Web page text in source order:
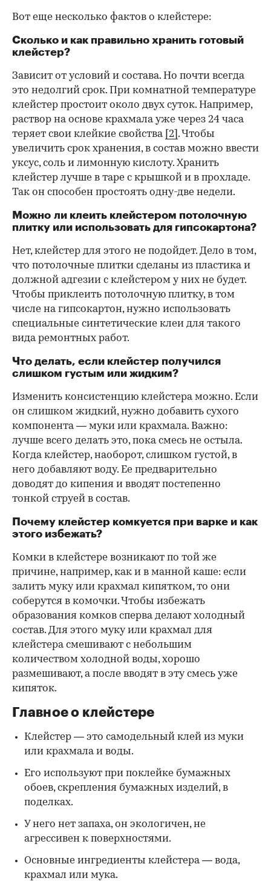
Вот еще несколько фактов о клейстере:
Сколько и как правильно хранить готовый
клейстер?
Зависит от условий и состава. Но почти всегда
это недолгий срок. При комнатной температуре
клейстер простоит около двух суток. Например,
раствор на основе крахмала уже через 24 часа
теряет свои клейкие свойства [2] . Чтобы
увеличить срок хранения, в состав можно ввести
уксус, соль и лимонную кислоту. Хранить
клейстер лучше в таре с крышкой и в прохладе.
Так он способен простоять одну-две недели.
Можно ли клеить клейстером потолочную
плитку или использовать для гипсокартона?
Нет, клейстер для этого не подойдет. Дело в том,
что потолочные плитки сделаны из пластика и
должной адгезии с клейстером у них не будет.
Чтобы приклеить потолочную плитку, в том
числе на гипсокартон, нужно использовать
специальные синтетические клеи для такого
вида ремонтных работ.
Что делать, если клейстер получился
слишком густым или жидким?
Изменить консистенцию клейстера можно. Если
он слишком жидкий, нужно добавить сухого
компонента — муки или крахмала. Важно:
лучше всего делать это, пока смесь не остыла.
Когда клейстер, наоборот, слишком густой, в
него добавляют воду. Ее предварительно
доводят до кипения и вводят постепенно
тонкой струей в состав.
Почему клейстер комкуется при варке и как
этого избежать?
Комки в клейстере возникают по той же
причине, например, как и в манной каше: если
залить муку или крахмал кипятком, то они
соберутся в комочки. Чтобы избежать
образования комков сперва делают холодный
состав. Для этого муку или крахмал для
клейстера смешивают с небольшим
количеством холодной воды, хорошо
размешивают, а после вводят в эту смесь уже
кипяток.
Главное о клейстере
Клейстер — это самодельный клей из муки
или крахмала и воды.
Его используют при поклейке бумажных
обоев, скрепления бумажных изделий, в
поделках.
У него нет запаха, он экологичен, не
агрессивен к поверхностями.
Основные ингредиенты клейстера — вода,
крахмал или мука.